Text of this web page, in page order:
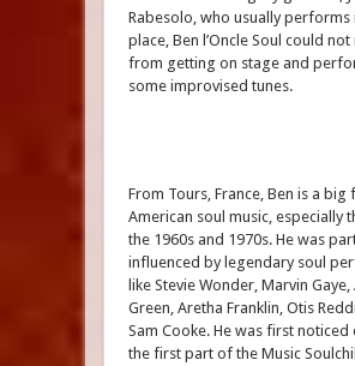
Rabesolo, who usually performs
place, Ben l’Oncle Soul could
from getting on stage and
some improvised tunes.
From Tours, France, Ben is a big
American soul music, especially
the 1960s and 1970s. He was
influenced by legendary soul
like Stevie Wonder, Marvin Gaye,
Green, Aretha Franklin, Otis
Sam Cooke. He was first noticed
the first part of the Music